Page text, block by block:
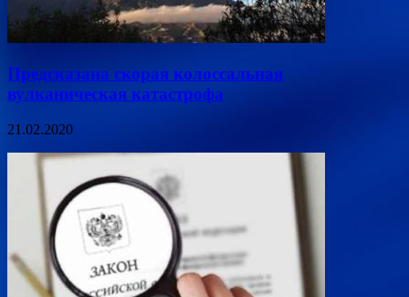
Предсказана скорая колоссальная
вулканическая катастрофа
21.02.2020